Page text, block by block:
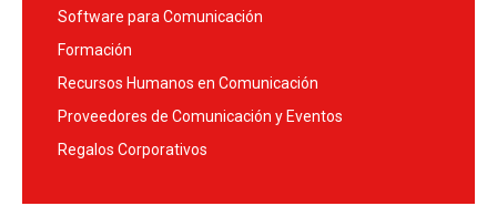
Software para Comunicación
Formación
Recursos Humanos en Comunicación
Proveedores de Comunicación y Eventos
Regalos Corporativos